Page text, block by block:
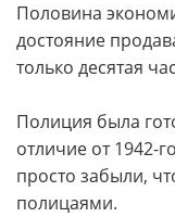
Половина
достояние
только десятая
Полиция была
отличие от 1942-
просто забыли,
полицаями.